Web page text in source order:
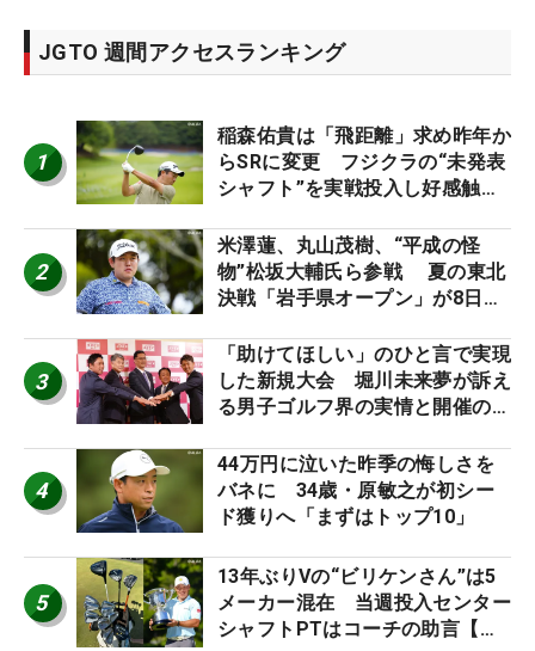
JGTO 週間アクセスランキング
1
稲森佑貴は「飛距離」求め昨年か
らSRに変更 フジクラの“未発表
シャフト”を実戦投入し好感触
ーのヒトネタ！】
2
米澤蓮、丸山茂樹、“平成の怪
物”松坂大輔氏ら参戦 夏の東北
決戦「岩手県オープン」が8日開
3
「助けてほしい」のひと言で実現
した新規大会 堀川未来夢が訴え
る男子ゴルフ界の実情と開催の舞
4
44万円に泣いた昨季の悔しさを
バネに 34歳・原敏之が初シー
ド獲りへ「まずはトップ10」
5
13年ぶりVの“ビリケンさん”は5
メーカー混在 当週投入センター
シャフトPTはコーチの助言【勝